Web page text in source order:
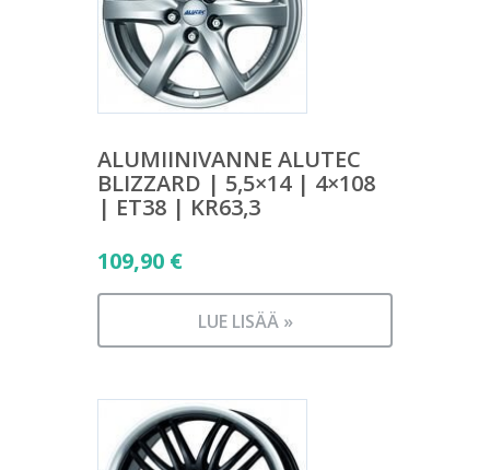
ALUMIINIVANNE ALUTEC
BLIZZARD | 5,5×14 | 4×108
| ET38 | KR63,3
109,90 €
LUE LISÄÄ »